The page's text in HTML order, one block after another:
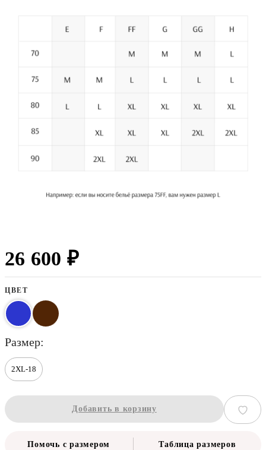
26 600 ₽
ЦВЕТ
размер
2XL-18
Добавить в корзину
Помочь с размером Таблица размеров